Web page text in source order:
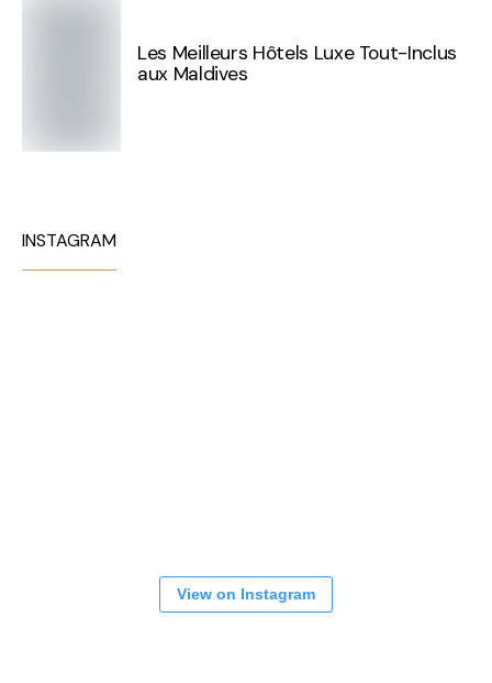
Les Meilleurs Hôtels Luxe Tout-Inclus
aux Maldives
INSTAGRAM
View on Instagram